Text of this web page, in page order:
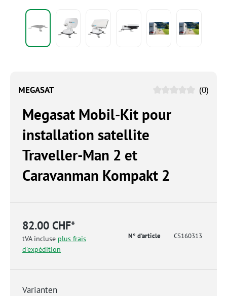
MEGASAT (0)
Megasat Mobil-Kit pour
installation satellite
Traveller-Man 2 et
Caravanman Kompakt 2
82.00 CHF*
tVA incluse plus frais
d'expédition
N° d'article CS160313
Varianten